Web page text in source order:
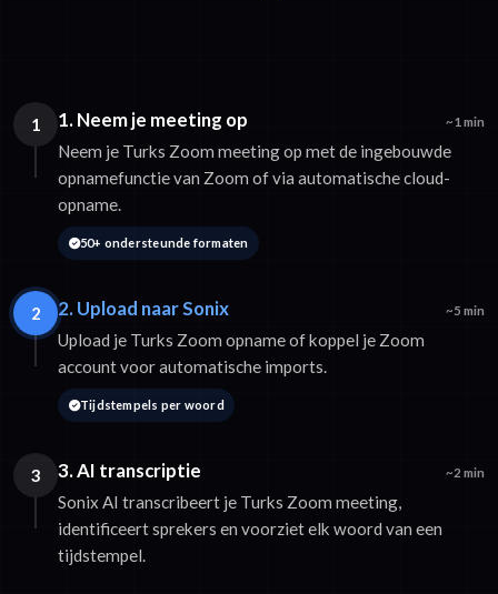
1 1. Neem je meeting op ~1 min
Neem je Turks Zoom meeting op met de ingebouwde
opnamefunctie van Zoom of via automatische cloud-
opname.
50+ ondersteunde formaten
2 2. Upload naar Sonix ~5 min
Upload je Turks Zoom opname of koppel je Zoom
account voor automatische imports.
Tijdstempels per woord
3 3. AI transcriptie ~2 min
Sonix AI transcribeert je Turks Zoom meeting,
identificeert sprekers en voorziet elk woord van een
tijdstempel.